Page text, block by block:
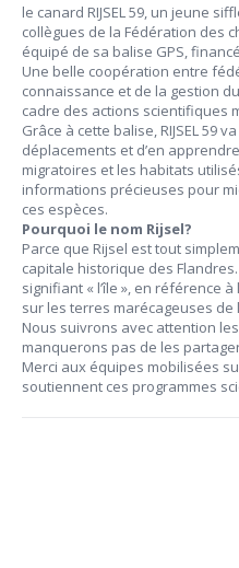
le canard RIJSEL 59, un jeune
collègues de la Fédération des
équipé de sa balise GPS,
Une belle coopération entre
connaissance et de la gestion
cadre des actions scientifiques
Grâce à cette balise, RIJSEL 59
déplacements et d’en
migratoires et les habitats
informations précieuses pour
ces espèces.
Pourquoi le nom Rijsel?
Parce que Rijsel est tout
capitale historique des
signifiant « l’île », en référence
sur les terres marécageuses de
Nous suivrons avec attention
manquerons pas de les
Merci aux équipes mobilisées
soutiennent ces programmes